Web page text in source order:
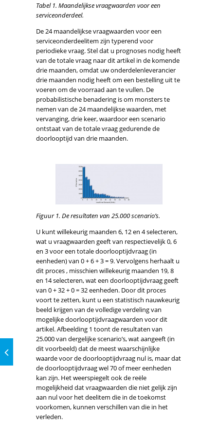
Tabel 1. Maandelijkse vraagwaarden voor een
serviceonderdeel.
De 24 maandelijkse vraagwaarden voor een
serviceonderdeelitem zijn typerend voor
periodieke vraag. Stel dat u prognoses nodig heeft
van de totale vraag naar dit artikel in de komende
drie maanden, omdat uw onderdelenleverancier
drie maanden nodig heeft om een bestelling uit te
voeren om de voorraad aan te vullen. De
probabilistische benadering is om monsters te
nemen van de 24 maandelijkse waarden, met
vervanging, drie keer, waardoor een scenario
ontstaat van de totale vraag gedurende de
doorlooptijd van drie maanden.
Figuur 1. De resultaten van 25.000 scenario’s.
U kunt willekeurig maanden 6, 12 en 4 selecteren,
wat u vraagwaarden geeft van respectievelijk 0, 6
en 3 voor een totale doorlooptijdvraag (in
eenheden) van 0 + 6 + 3 = 9. Vervolgens herhaalt u
dit proces , misschien willekeurig maanden 19, 8
en 14 selecteren, wat een doorlooptijdvraag geeft
van 0 + 32 + 0 = 32 eenheden. Door dit proces
voort te zetten, kunt u een statistisch nauwkeurig
beeld krijgen van de volledige verdeling van
mogelijke doorlooptijdvraagwaarden voor dit
artikel. Afbeelding 1 toont de resultaten van
25.000 van dergelijke scenario’s, wat aangeeft (in
dit voorbeeld) dat de meest waarschijnlijke
waarde voor de doorlooptijdvraag nul is, maar dat
de doorlooptijdvraag wel 70 of meer eenheden
kan zijn. Het weerspiegelt ook de reële
mogelijkheid dat vraagwaarden die niet gelijk zijn
aan nul voor het deelitem die in de toekomst
voorkomen, kunnen verschillen van die in het
verleden.